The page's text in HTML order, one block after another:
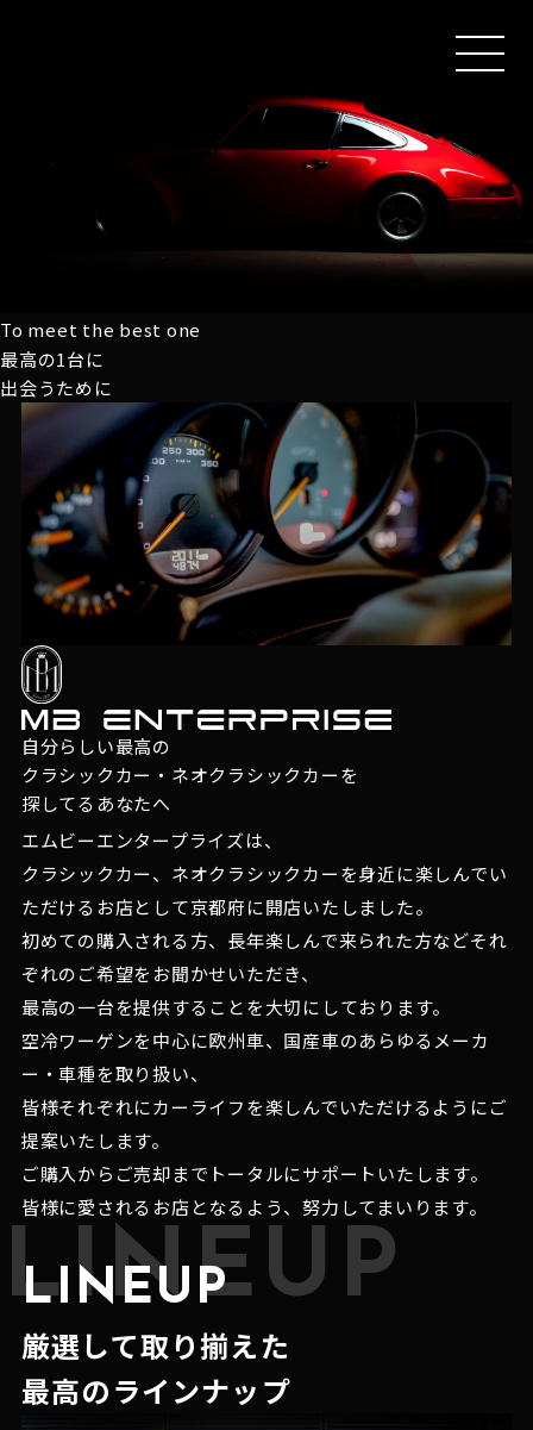
MEN
To meet the best one
最高の1台に
出会うために
自分らしい最高の
クラシックカー・ネオクラシックカーを
探してるあなたへ
エムビーエンタープライズは、
クラシックカー、ネオクラシックカーを身近に楽しんでい
ただけるお店として京都府に開店いたしました。
初めての購入される方、長年楽しんで来られた方などそれ
ぞれのご希望をお聞かせいただき、
最高の一台を提供することを大切にしております。
空冷ワーゲンを中心に欧州車、国産車のあらゆるメーカ
ー・車種を取り扱い、
皆様それぞれにカーライフを楽しんでいただけるようにご
提案いたします。
ご購入からご売却までトータルにサポートいたします。
皆様に愛されるお店となるよう、努力してまいります。
LINEUP
LINEUP
厳選して取り揃えた
最高のラインナップ